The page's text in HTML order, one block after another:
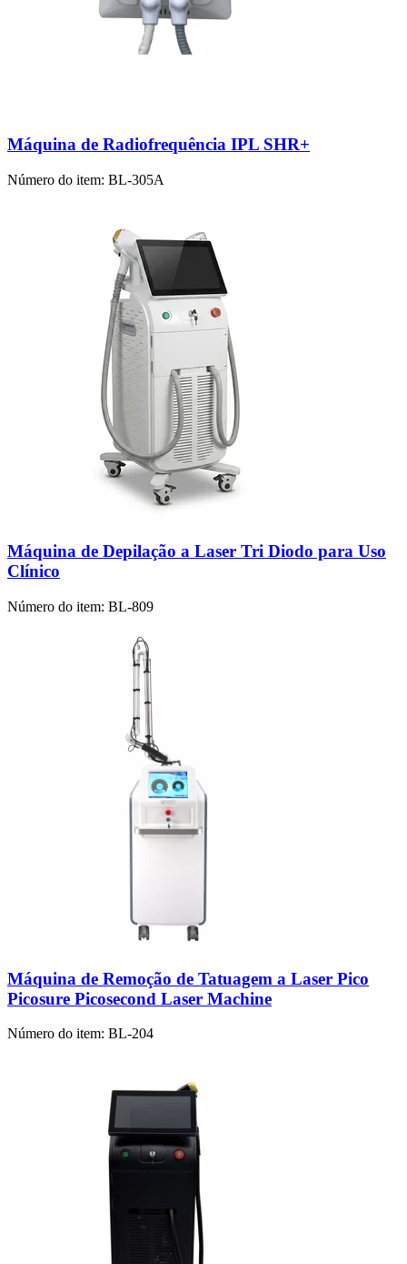
Máquina de Radiofrequência IPL SHR+
Número do item: BL-305A
Máquina de Depilação a Laser Tri Diodo para Uso
Clínico
Número do item: BL-809
Máquina de Remoção de Tatuagem a Laser Pico
Picosure Picosecond Laser Machine
Número do item: BL-204